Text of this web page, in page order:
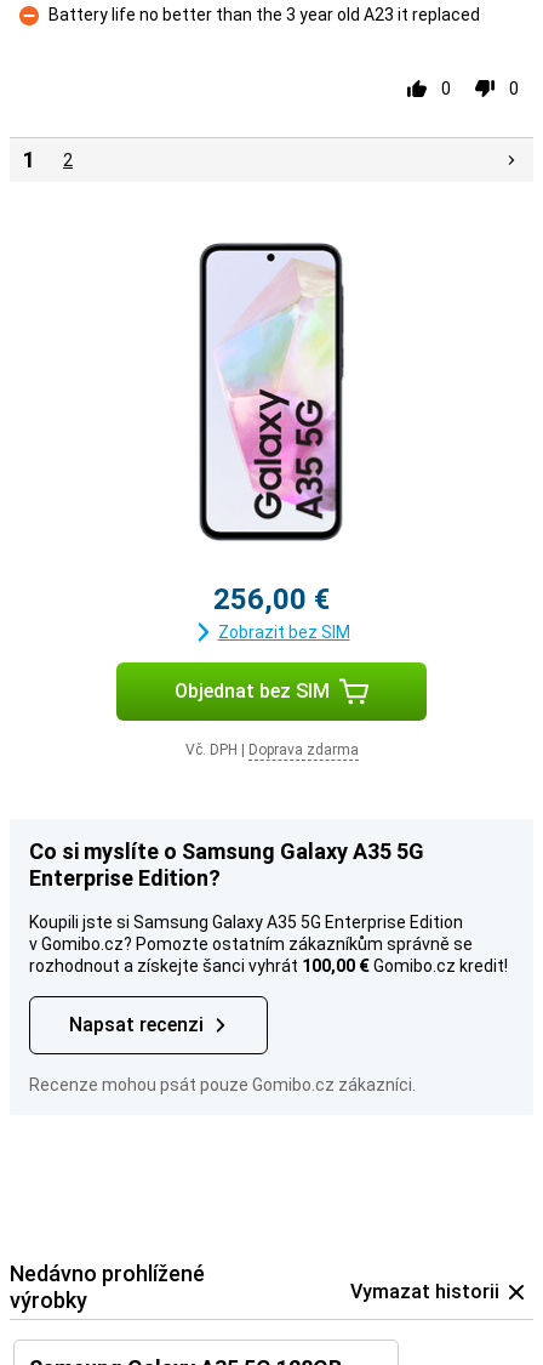
Proti
Battery life no better than the 3 year old A23 it replaced
0 0
1 2
256,00 €
Zobrazit bez SIM
Objednat bez SIM
Vč. DPH Doprava zdarma
Co si myslíte o Samsung Galaxy A35 5G
Enterprise Edition?
Koupili jste si Samsung Galaxy A35 5G Enterprise Edition
v Gomibo.cz? Pomozte ostatním zákazníkům správně se
rozhodnout a získejte šanci vyhrát 100,00 €Gomibo.cz kredit!
Napsat recenzi
Recenze mohou psát pouze Gomibo.cz zákazníci.
Nedávno prohlížené
výrobky
Vymazat historii